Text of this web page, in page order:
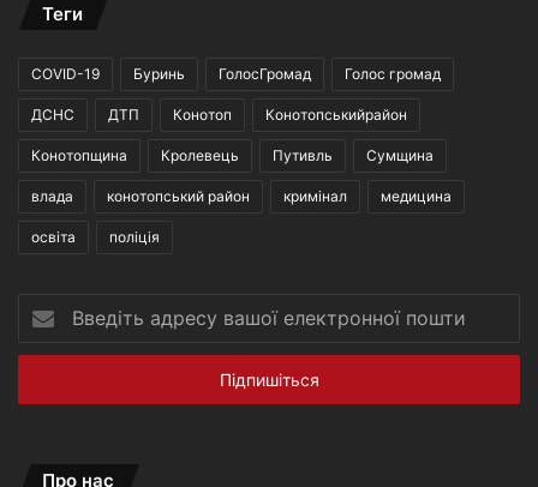
Теги
COVID-19 Буринь ГолосГромад Голос громад
ДСНС ДТП Конотоп Конотопськийрайон
Конотопщина Кролевець Путивль Сумщина
влада конотопський район кримінал медицина
освіта поліція
адресу
вашої
пошти
Про нас